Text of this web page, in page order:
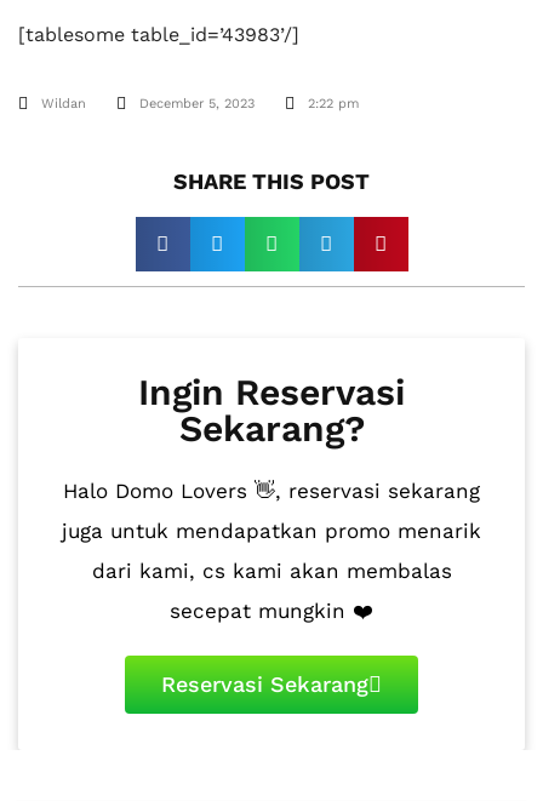
[tablesome table_id=’43983’/]
Wildan December 5, 2023 2:22 pm
SHARE THIS POST​
Ingin Reservasi
Sekarang?
Halo Domo Lovers 👋, reservasi sekarang
juga untuk mendapatkan promo menarik
dari kami, cs kami akan membalas
secepat mungkin ❤️
Reservasi Sekarang